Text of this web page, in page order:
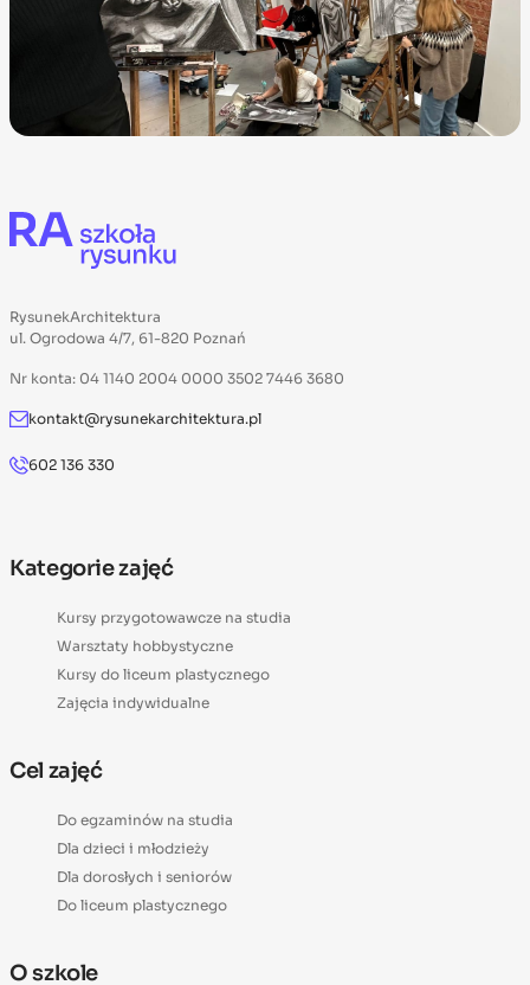
RysunekArchitektura
ul. Ogrodowa 4/7, 61-820 Poznań
Nr konta: 04 1140 2004 0000 3502 7446 3680
kontakt@rysunekarchitektura.pl
602 136 330
Kategorie zajęć
Kursy przygotowawcze na studia
Warsztaty hobbystyczne
Kursy do liceum plastycznego
Zajęcia indywidualne
Cel zajęć
Do egzaminów na studia
Dla dzieci i młodzieży
Dla dorosłych i seniorów
Do liceum plastycznego
O szkole